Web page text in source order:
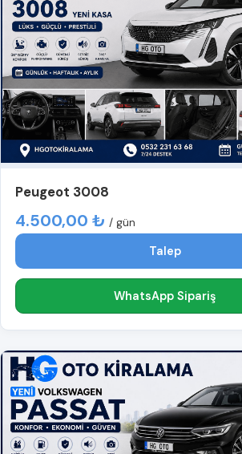
Peugeot 3008
4.500,00 ₺ / gün
Talep
WhatsApp Sipariş